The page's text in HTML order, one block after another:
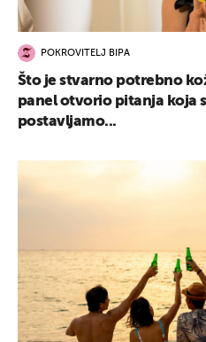
POKROVITELJ BIPA
Što je stvarno potrebno
panel otvorio pitanja koja
postavljamo...